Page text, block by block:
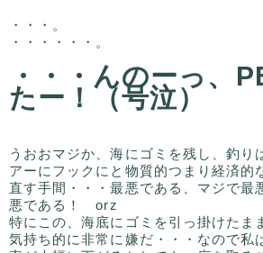
・・・。
・・・・・・。
・・・んのーっ、
たー！（号泣）
うおおマジか、海にゴミを残し、釣り
アーにフックにと物質的つまり経済的
直す手間・・・最悪である、マジで最
悪である！ orz
特にこの、海底にゴミを引っ掛けたま
気持ち的に非常に嫌だ・・・なので私